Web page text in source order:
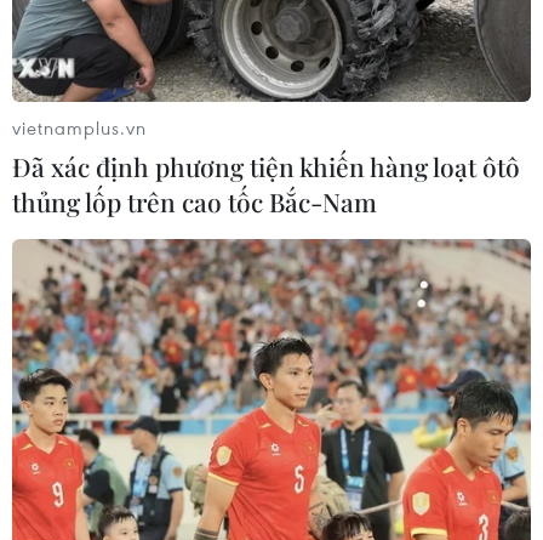
Cận cảnh núi lửa Krakatoa ở
Indonesia phun trào gây sóng thần
24/12/2018 04:21
Tính đến sáng 24/12, số người thiệt mạng trong thảm
họa sóng thần ở Indonesia đã tăng lên ít nhất 281 người,
trong khi người bị thương cũng lên con số hơn 1.000
vietnamplus.vn
Đã xác định phương tiện khiến hàng loạt ôtô
thủng lốp trên cao tốc Bắc-Nam